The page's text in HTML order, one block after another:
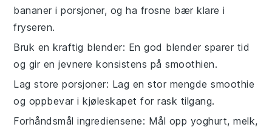
bananer i porsjoner, og ha frosne bær klare i
fryseren.
Bruk en kraftig blender: En god blender sparer tid
og gir en jevnere konsistens påsmoothien.
Lag store porsjoner: Lag en stor mengdesmoothie
og oppbevar i kjøleskapet for rask tilgang.
Forhåndsmål ingrediensene: Mål opp yoghurt,melk,